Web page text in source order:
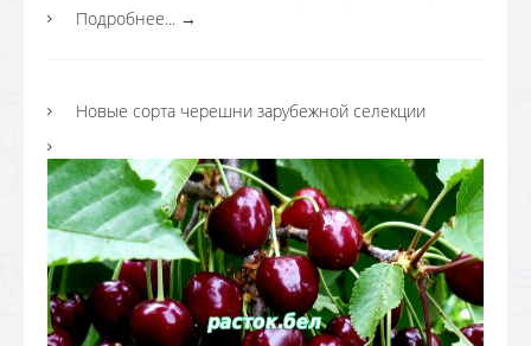
Подробнее... →
Новые сорта черешни зарубежной селекции